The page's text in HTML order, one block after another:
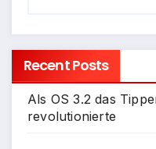
Recent Posts
Als OS 3.2 das
revolutionierte